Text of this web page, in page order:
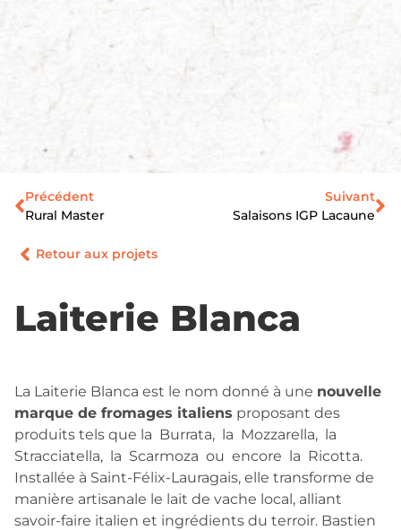
Précédent
Rural Master
Suivant
Salaisons IGP Lacaune
Retour aux projets
Laiterie Blanca
La Laiterie Blanca est le nom donné à une nouvelle
marque de fromages italiens proposant des
produits tels que la Burrata, la Mozzarella, la
Stracciatella, la Scarmoza ou encore la Ricotta.
Installée à Saint-Félix-Lauragais, elle transforme de
manière artisanale le lait de vache local, alliant
savoir-faire italien et ingrédients du terroir. Bastien